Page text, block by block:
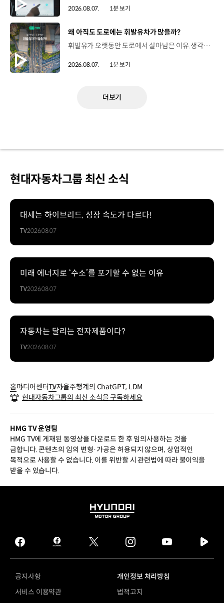
2026.08.07. 1분 보기
[동영상]
왜 아직도 도로에는 휘발유차가 많을까?
휘발유가 오랫동안 도로에서 살아남은 이유.생각보다 강력한 장점이 있었습니다. 현대진행형 팟캐스트 EP.21에서 확인하세요.📻 #현대자동차그룹 #현대진행형 #모빌리티팟캐스트 #휘발유 #내연기관 #연료 #미래모빌리티 #모빌리티
2026.08.07. 1분 보기
더보기
현대자동차그룹 최신 소식
대세는 하이브리드, 성장 속도가 다르다!
TV2026.08.07
미래 에너지로 ‘수소’를 포기할 수 없는 이유
TV2026.08.07
자동차는 달리는 전자제품이다?
TV2026.08.07
홈미디어센터TV자율주행계의 ChatGPT, LDM
현대자동차그룹의 최신 소식을 구독하세요
HMG TV 운영팀
HMG TV에 게재된 동영상을 다운로드 한 후 임의사용하는 것을
금합니다. 콘텐츠의 임의 변형·가공은 허용되지 않으며, 상업적인
목적으로 사용할 수 없습니다. 이를 위반할 시 관련법에 따라 불이익을
받을 수 있습니다.
HYUNDAI
GROUP
facebook
hmg
journal
twitter instagram
tv
공지사항
개인정보 처리방침
서비스 이용약관
법적고지